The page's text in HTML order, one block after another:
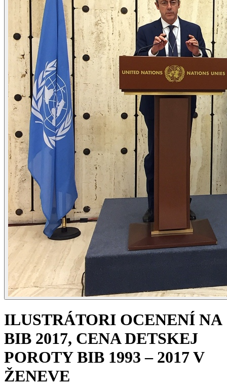
ILUSTRÁTORI OCENENÍ NA
BIB 2017, CENA DETSKEJ
POROTY BIB 1993 – 2017 V
ŽENEVE